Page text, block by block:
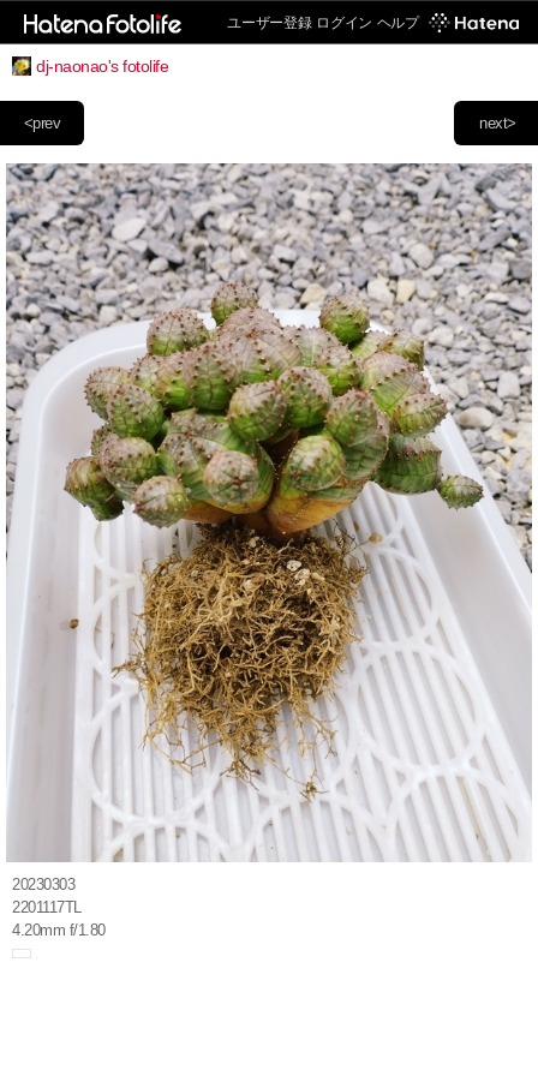
ユーザー登録 ログイン ヘルプ
dj-naonao's fotolife
next>
<prev
20230303
2201117TL
4.20mm f/1.80